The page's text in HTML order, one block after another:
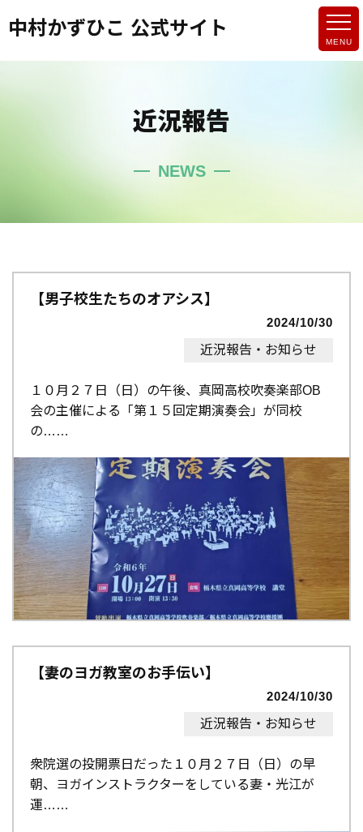
中村かずひこ 公式サイト
近況報告
NEWS
【男子校生たちのオアシス】
2024/10/30
近況報告・お知らせ
１０月２７日（日）の午後、真岡高校吹奏楽部OB
会の主催による「第１５回定期演奏会」が同校
の…
【妻のヨガ教室のお手伝い】
2024/10/30
近況報告・お知らせ
衆院選の投開票日だった１０月２７日（日）の早
朝、ヨガインストラクターをしている妻・光江が
運…